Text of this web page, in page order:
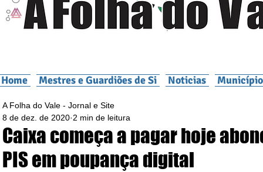
Home Mestres e Guardiões de Si Noticias
Caixa começa a pagar hoje
PIS em poupança digital
A Folha do Vale - Jornal e Site
8 de dez. de 2020 2 min de leitura